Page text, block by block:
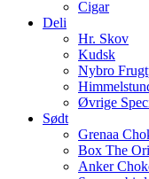
Cigar
Deli
Hr. Skov
Kudsk
Nybro
Øvrige
Sødt
Grenaa
Box The
Anker